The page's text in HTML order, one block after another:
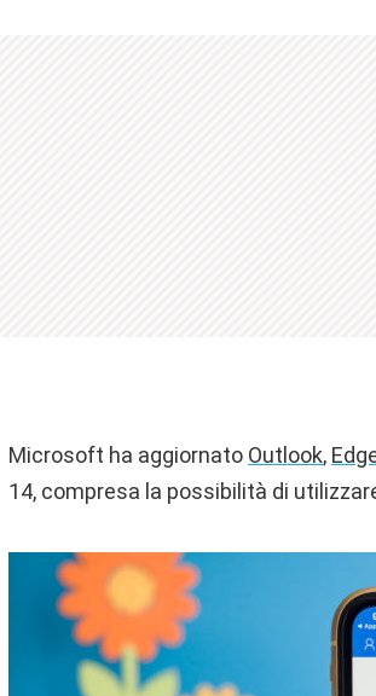
Microsoft ha aggiornato Outlook,
14, compresa la possibilità di